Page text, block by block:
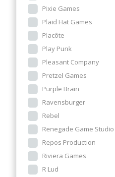
Pixie Games
Plaid Hat Games
Placôte
Play Punk
Pleasant Company
Pretzel Games
Purple Brain
Ravensburger
Rebel
Renegade Game Studio
Repos Production
Riviera Games
R Lud